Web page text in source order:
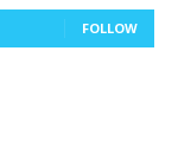
FOLLOW